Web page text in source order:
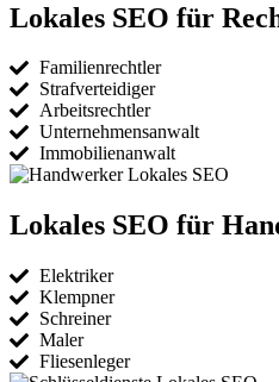
Lokales SEO für
Familienrechtler
Strafverteidiger
Arbeitsrechtler
Unternehmensanwalt
Immobilienanwalt
Lokales SEO für
Elektriker
Klempner
Schreiner
Maler
Fliesenleger